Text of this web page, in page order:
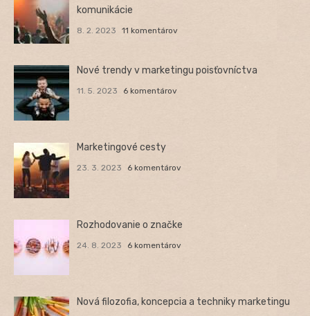
komunikácie
8. 2. 2023 11 komentárov
Nové trendy v marketingu poisťovníctva
11. 5. 2023 6 komentárov
Marketingové cesty
23. 3. 2023 6 komentárov
Rozhodovanie o značke
24. 8. 2023 6 komentárov
Nová filozofia, koncepcia a techniky marketingu